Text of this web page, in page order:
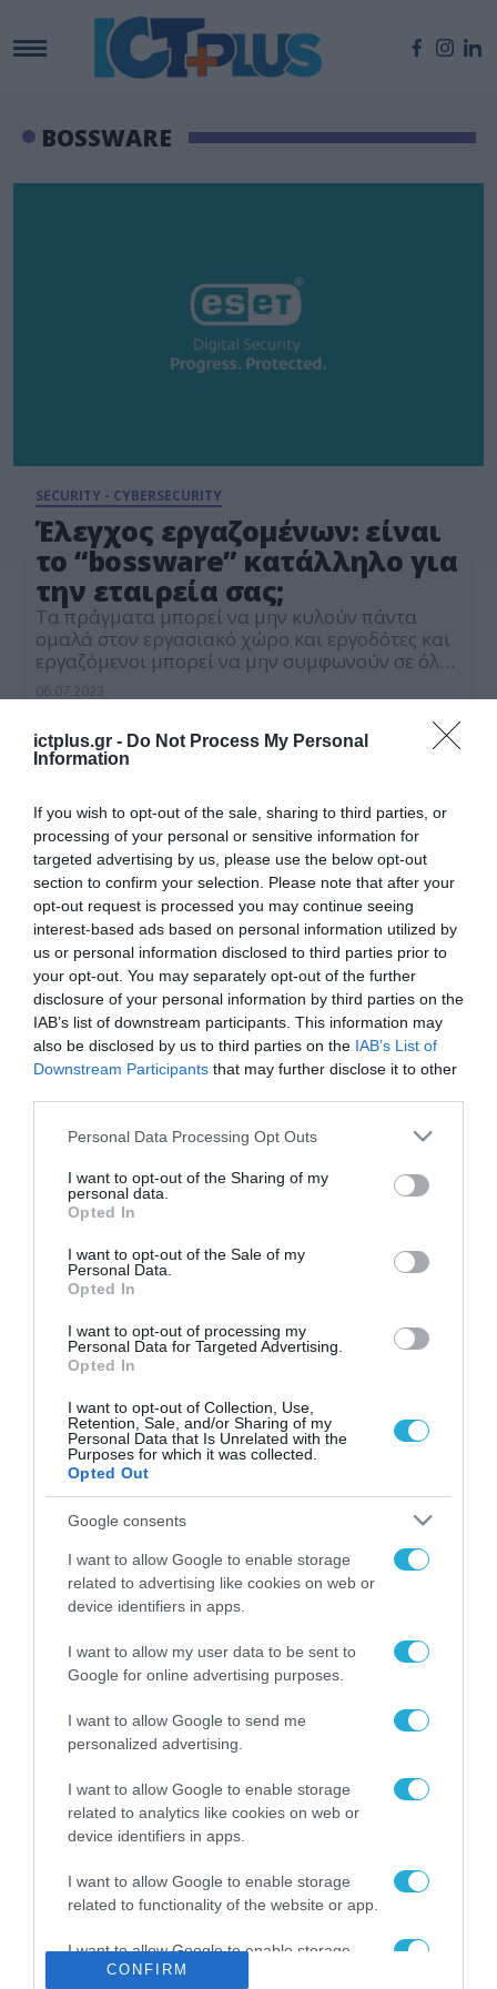
ictplus.gr - Do Not Process My Personal
Information
If you wish to opt-out of the sale, sharing to third parties, or
processing of your personal or sensitive information for
targeted advertising by us, please use the below opt-out
section to confirm your selection. Please note that after your
opt-out request is processed you may continue seeing
interest-based ads based on personal information utilized by
us or personal information disclosed to third parties prior to
your opt-out. You may separately opt-out of the further
disclosure of your personal information by third parties on the
IAB’s list of downstream participants. This information may
also be disclosed by us to third parties on the IAB’s List of
Downstream Participants that may further disclose it to other
Please note that this website/app uses one or more Google
not limited to your visit or usage behaviour. You may click to
grant or deny consent to Google and its third-party tags to
use your data for below specified purposes in below Google
consent section.
Personal Data Processing Opt Outs
I want to opt-out of the Sharing of my
personal data.
Opted In
I want to opt-out of the Sale of my
Personal Data.
Opted In
I want to opt-out of processing my
Personal Data for Targeted Advertising.
Opted In
I want to opt-out of Collection, Use,
Retention, Sale, and/or Sharing of my
Personal Data that Is Unrelated with the
Purposes for which it was collected.
Opted Out
Google consents
I want to allow Google to enable storage
related to advertising like cookies on web or
device identifiers in apps.
I want to allow my user data to be sent to
Google for online advertising purposes.
I want to allow Google to send me
personalized advertising.
I want to allow Google to enable storage
related to analytics like cookies on web or
device identifiers in apps.
I want to allow Google to enable storage
related to functionality of the website or app.
I want to allow Google to enable storage
related to personalization.
CONFIRM
BOSSWARE
SECURITY - CYBERSECURITY
Έλεγχος εργαζομένων: είναι
το “bossware” κατάλληλο για
την εταιρεία σας;
Τα πράγματα μπορεί να μην κυλούν πάντα
ομαλά στον εργασιακό χώρο και εργοδότες και
εργαζόμενοι μπορεί να μην συμφωνούν σε όλα.
στον ορίζοντα: η παρακολούθηση των
εργαζομένων εξ΄ αποστάσεως. «Υπάρχουν
περιπτώσεις όπου το λογισμικό ελέγχου
εργαζομένων, που ονομάζεται επίσης
δημιουργήσει ρήγμα μεταξύ […]
ΡΟΗ ΕΙΔΗΣΕΩΝ
Το χρηματοδοτούμενο
από την ΕΕ έργο “The
Gaming Police”
ενισχύει την ασφάλεια
των παιδιών στο
31.07.2026
ΑΑΔΕ: Διευκρινίσεις
για τα πρόστιμα σε
παραβάσεις που
31.07.2026
Τεχνητή Νοημοσύνη
δεν είναι απλώς μια
νέα τεχνολογία, είναι
επανάσταση»
31.07.2026
Νέος οδηγός του ΕΚΤ
για τη χρηματοδότηση
των ελληνικών
επιχειρήσεων στον
χώρο της άμυνας